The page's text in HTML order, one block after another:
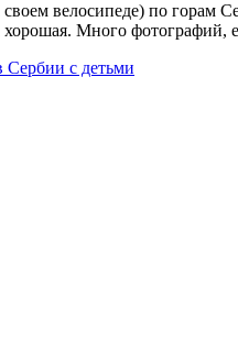
велосипеде) по
Много фотографий,
Сербии с детьми